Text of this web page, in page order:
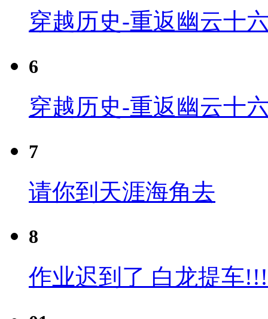
穿越历史-重返幽云十
6
穿越历史-重返幽云十
7
请你到天涯海角去
8
作业迟到了 白龙提车